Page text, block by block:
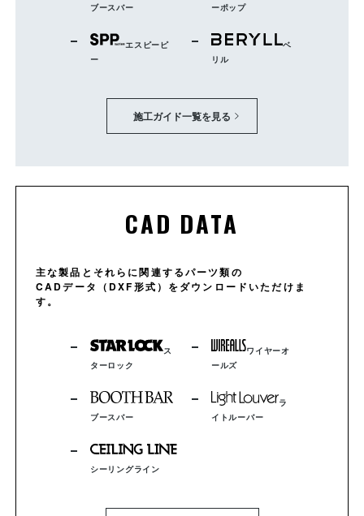
ブースバー
エスピーピ
ー
ーポップ
ベ
リル
施工ガイド一覧を見る
CAD DATA
主な製品とそれらに関連するパーツ類の
CADデータ（DXF形式）をダウンロードいただけま
す。
ス
ターロック
ブースバー
シーリングライン
ワイヤーオ
ールズ
ラ
イトルーバー